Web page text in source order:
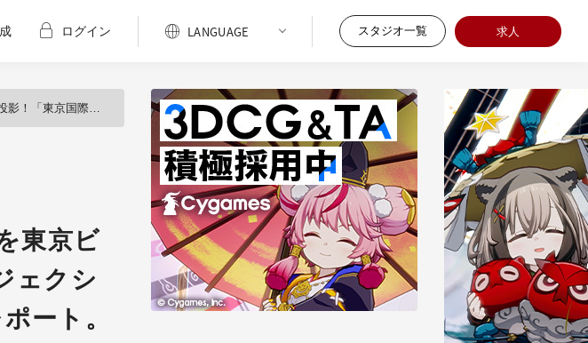
ログイン スタジオ一覧 求人
ワードvol.1」をレポート。
東京ビ
ェクシ
ート。